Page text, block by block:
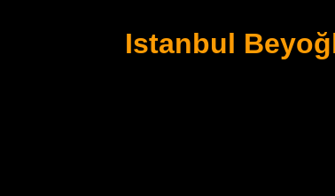
Istanbul